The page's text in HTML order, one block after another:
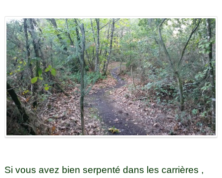
Si vous avez bien serpenté dans les carrières ,